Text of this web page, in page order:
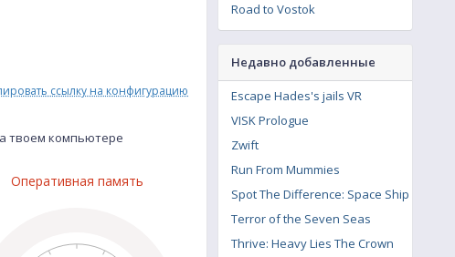
ссылку на конфигурацию
твоем компьютере
Оперативная память
Road to Vostok
Lost Ark
Hitman 3
The Witcher 3: Wild Hunt - Contract: Missing Miners
Resident Evil Village
Assassin's Creed Syndicate
Недавно добавленные
Escape Hades's jails VR
VISK Prologue
Zwift
Run From Mummies
Spot The Difference: Space Ship
Terror of the Seven Seas
Thrive: Heavy Lies The Crown